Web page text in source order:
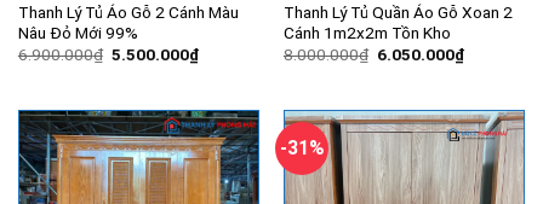
Thanh Lý Tủ Áo Gỗ 2 Cánh Màu
Nâu Đỏ Mới 99%
6.900.000₫ Giá
5.500.000₫Giá
hiện
5.500.000₫.
Thanh Lý Tủ Quần Áo Gỗ Xoan 2
Cánh 1m2x2m Tồn Kho
8.000.000₫ Giá
6.050.000₫Giá
hiện
-31%